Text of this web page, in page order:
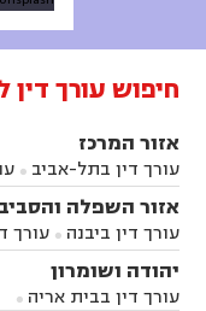
חיפוש עורך דין
אזור המרכז
עורך דין בתל-אביב 
ברק עורך דין בפתח
עורך דין ברחובות
במודיעין
עורך דין
דין בקרית אונו
אונו
עורך דין בבת ים
אזור השפלה
עורך דין ביבנה  עורך
עורך דין בראשון לציון
בבאר יעקב
עורך דיןיהודה ושומרון
עורך דין בבית אריה 